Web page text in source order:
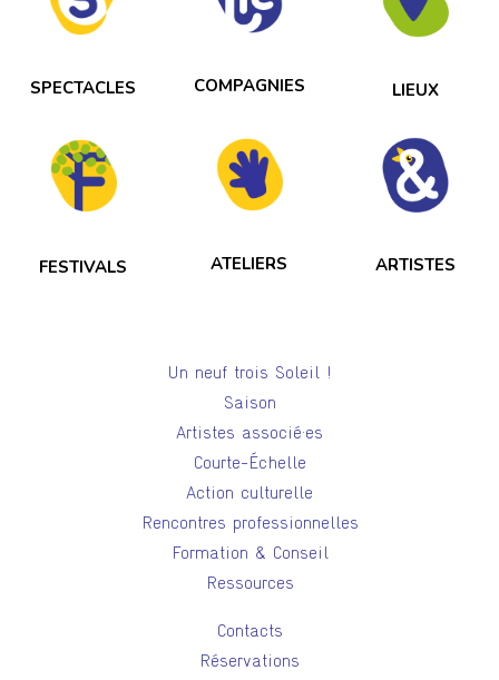
SPECTACLES COMPAGNIES LIEUX
FESTIVALS ATELIERS ARTISTES
Un neuf trois Soleil !
Saison
Artistes associé·es
Courte-Échelle
Action culturelle
Rencontres professionnelles
Formation & Conseil
Ressources
Contacts
Réservations